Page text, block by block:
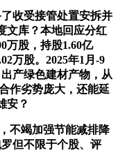
收受接管处置安拆并
文库？本地回应分红
万股，持股1.60亿
万股。2025年1月-9
产绿色建材产物，从
作劣势庞大，还能延
安？
不竭加强节能减排降
但不限于个股、评